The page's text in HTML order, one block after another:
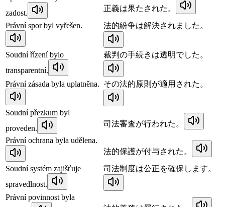
zadost.
正義は果たされた。
Právní spor byl vyřešen.
法的紛争は解決されました。
Soudní řízení bylo
transparentní.
裁判の手続きは透明でした。
Právní zásada byla uplatněna. その法的原則が適用された。
Soudní přezkum byl
proveden.
司法審査が行われた。
Právní ochrana byla udělena.
法的保護が付与された。
Soudní systém zajišťuje
spravedlnost.
司法制度は公正を確保します。
Právní povinnost byla